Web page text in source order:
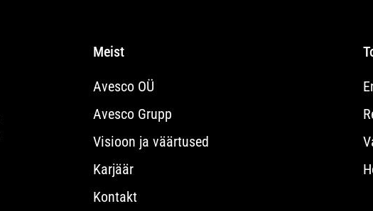
Meist
Avesco OÜ
Avesco Grupp
Visioon ja väärtused
Karjäär
Kontakt